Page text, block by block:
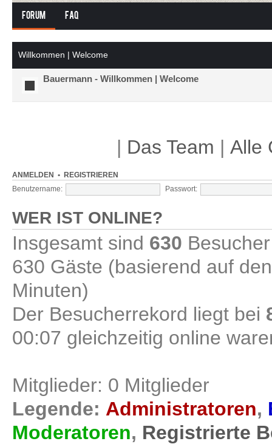
Forum FAQ
Willkommen | Welcome
Bauermann - Willkommen | Welcome
| Das Team | Alle
ANMELDEN • REGISTRIEREN
Benutzername: Passwort:
WER IST ONLINE?
Insgesamt sind 630
630 Gäste (basierend auf
Minuten)
Der Besucherrekord liegt bei
00:07 gleichzeitig online
Mitglieder: 0 Mitglieder
Legende: Administratoren,
Moderatoren, Registrierte